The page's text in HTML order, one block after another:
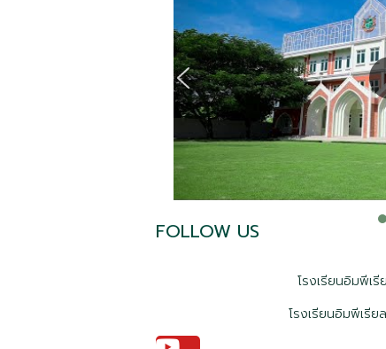
FOLLOW US
โรงเรียนอิมพีเ
โรงเรียนอิมพีเรี